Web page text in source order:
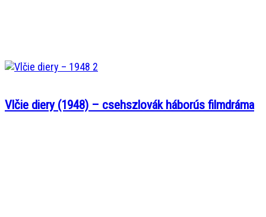
Vlčie diery (1948) – csehszlovák háborús filmdráma